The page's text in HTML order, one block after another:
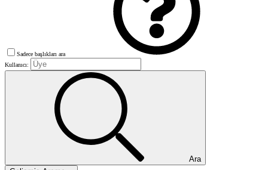
Sadece başlıkları ara
Kullanıcı:
Ara